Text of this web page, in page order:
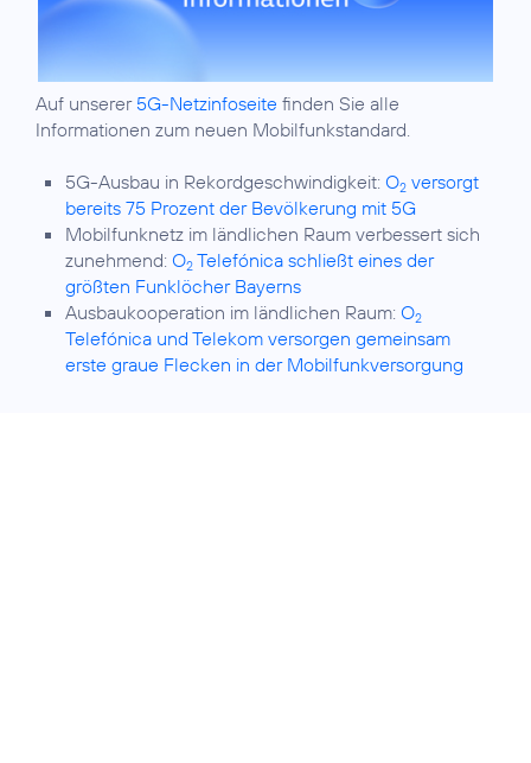
Auf unserer 5G-Netzinfoseite finden Sie alle
Informationen zum neuen Mobilfunkstandard.
5G-Ausbau in Rekordgeschwindigkeit: O2 versorgt
bereits 75 Prozent der Bevölkerung mit 5G
Mobilfunknetz im ländlichen Raum verbessert sich
zunehmend: O2 Telefónica schließt eines der
größten Funklöcher Bayerns
Ausbaukooperation im ländlichen Raum: O2
Telefónica und Telekom versorgen gemeinsam
erste graue Flecken in der Mobilfunkversorgung